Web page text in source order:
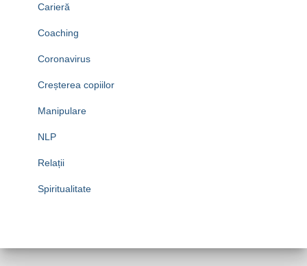
Carieră
Coaching
Coronavirus
Creșterea copiilor
Manipulare
NLP
Relații
Spiritualitate